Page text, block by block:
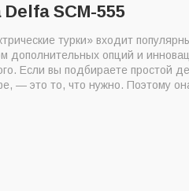
SCM-555
турки» входит
дополнительных опций и
Если вы подбираете простой
— это то, что нужно. Поэтому